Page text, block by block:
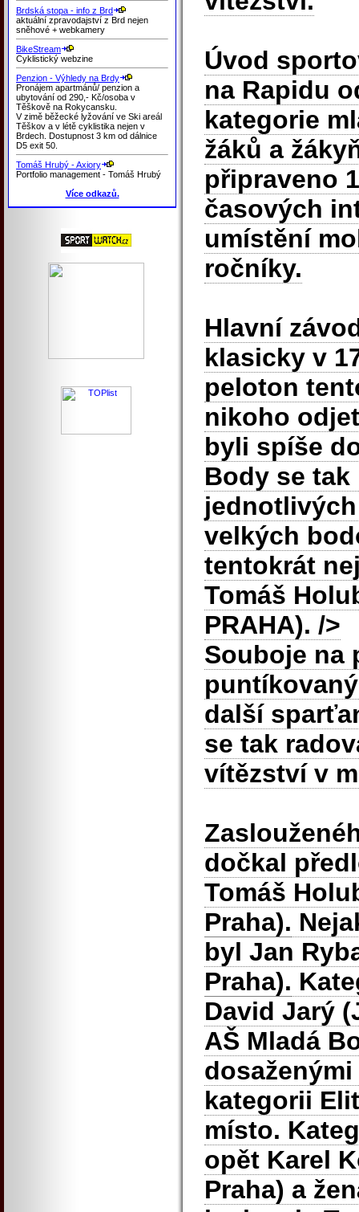
Brdská stopa - info z Brd
aktuální zpravodajství z Brd nejen
sněhové + webkamery
BikeStream
Cyklistický webzine
Penzion - Výhledy na Brdy
Pronájem apartmánů/ penzion a
ubytování od 290,- Kč/osoba v
Těškově na Rokycansku.
V zimě běžecké lyžování ve Ski areál
Těškov a v létě cyklistika nejen v
Brdech. Dostupnost 3 km od dálnice
D5 exit 50.
Tomáš Hrubý - Axiory
Portfolio management - Tomáš Hrubý
Více odkazů.
Úvod
na Rapidu
kategorie
žáků a
připraveno
časových
umístění
ročníky.
Hlavní
klasicky v
peloton
nikoho
byli spíše
Body se
velkých
tentokrát
Tomáš
PRAHA). />
Souboje na
další
se tak
vítězství v
dočkal
Tomáš
Praha).
byl Jan
Praha).
David Jarý
AŠ Mladá
kategorii
místo.
opět Karel
Praha) a